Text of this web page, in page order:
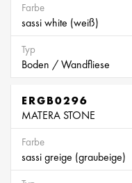
Farbe
sassi white (weiß)
Typ
Boden / Wandfliese
ERGB0296
MATERA STONE
Farbe
sassi greige (graubeige)